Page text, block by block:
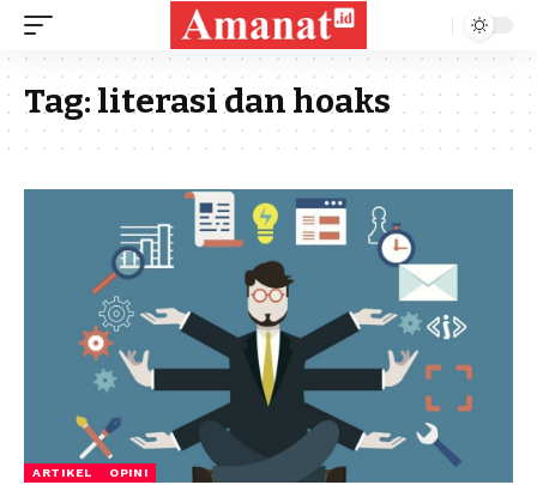
Tag:literasi dan hoaks
ARTIKEL OPINI